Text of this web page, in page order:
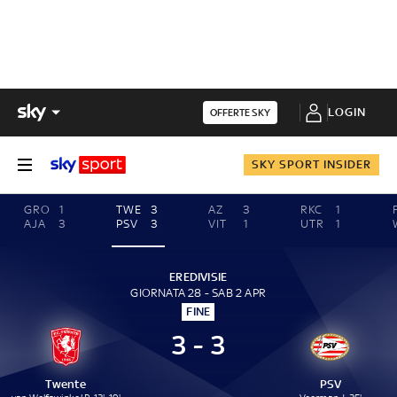
OFFERTE SKY LOGIN
SKY SPORT INSIDER
GRO
1
AJA
3
TWE
3
PSV
3
AZ
3
VIT
1
RKC
1
UTR
1
EREDIVISIE
GIORNATA 28 - SAB 2 APR
FINE
Twente
3 - 3
PSV